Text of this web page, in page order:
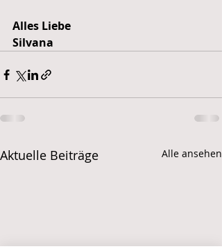
Alles Liebe
Silvana
Aktuelle Beiträge Alle ansehen